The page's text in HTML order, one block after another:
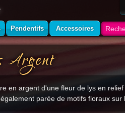
Argent
en argent d'une fleur de lys en
également parée de motifs floraux sur
Pendentifs Accessoires